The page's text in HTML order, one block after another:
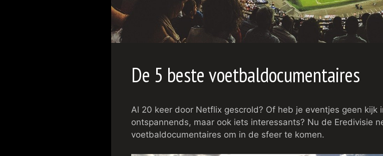
De 5 beste voetbaldocumentaires
Al 20 keer door Netflix gescrold? Of heb je eventjes geen kijk
ontspannends, maar ook iets interessants? Nu de Eredivisie
voetbaldocumentaires om in de sfeer te komen.